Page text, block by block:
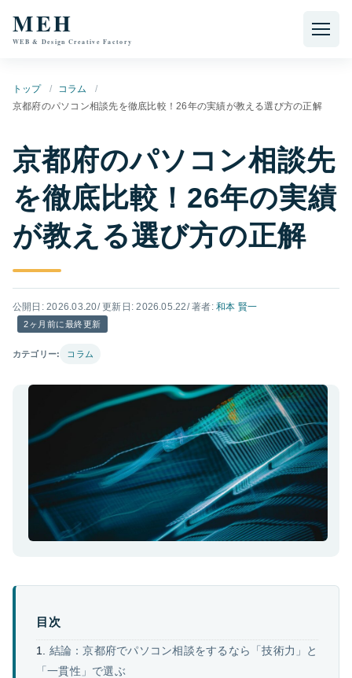
MEH
WEB & Design Creative Factory
トップ
コラム
京都府のパソコン相談先を徹底比較！26年の実績が教える選び方の正解
京都府のパソコン相談先
を徹底比較！26年の実績
が教える選び方の正解
公開日: 2026.03.20/ 更新日: 2026.05.22/ 著者:和本 賢一
2ヶ月前に最終更新
カテゴリー: コラム
目次
結論：京都府でパソコン相談をするなら「技術力」と
「一貫性」で選ぶ